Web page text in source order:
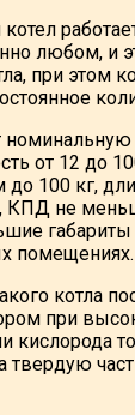
любом, и
при этом
номинальную
от 12 до
до 100 кг,
КПД не
помещениях.
котла
при
кислорода
твердую